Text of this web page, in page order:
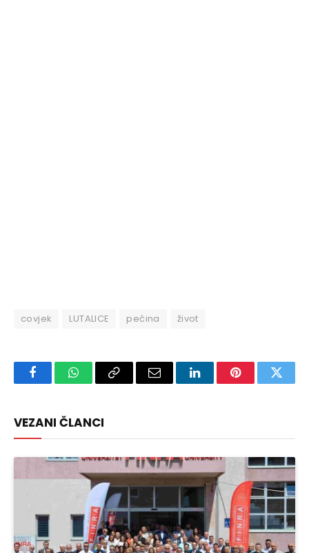
covjek LUTALICE pećina život
FacebookWhatsAppCopy
Email LinkedInPinterest
VEZANI ČLANCI